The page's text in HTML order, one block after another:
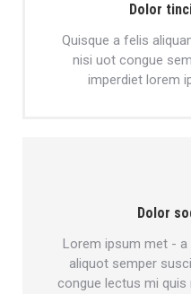
Dolor
Quisque a felis
nisi uot congue
imperdiet lorem
Dolor
Lorem ipsum met -
aliquot semper
congue lectus mi